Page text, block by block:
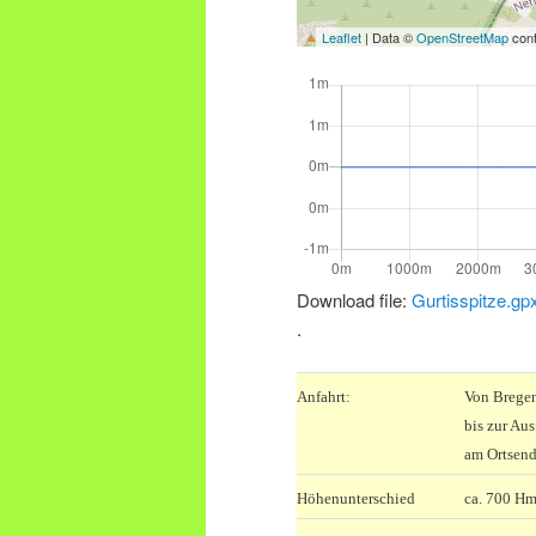
Leaflet | Data ©OpenStreetMap
Download file:
.
Anfahrt:
Von
bis zur
am
Höhenunterschied ca. 700 Hm